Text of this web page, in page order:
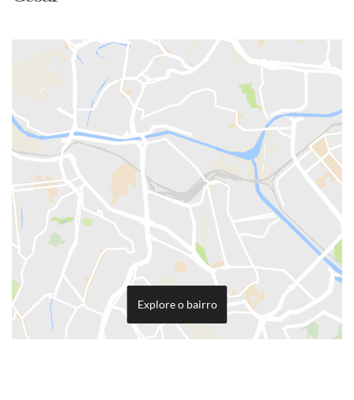
Explore o bairro